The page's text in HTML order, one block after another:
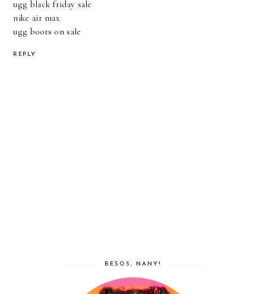
ugg black friday sale
nike air max
ugg boots on sale
REPLY
BESOS, NANY!